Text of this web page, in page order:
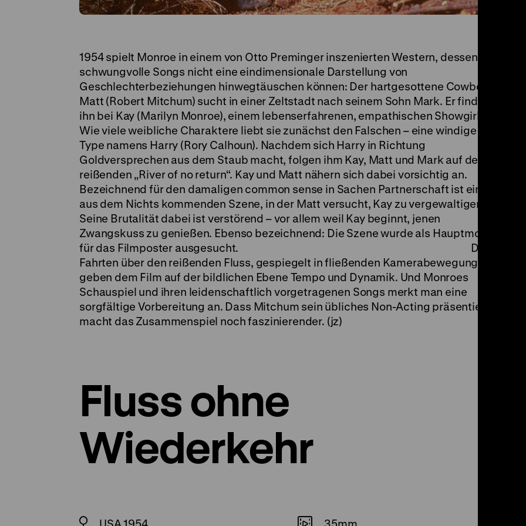
1954 spielt Monroe in einem von Otto Preminger inszenierten Western, dessen
schwungvolle Songs nicht eine eindimensionale Darstellung von
Geschlechterbeziehungen hinwegtäuschen können: Der hartgesottene Cowboy
Matt (Robert Mitchum) sucht in einer Zeltstadt nach seinem Sohn Mark. Er findet
ihn bei Kay (Marilyn Monroe), einem lebenserfahrenen, empathischen Showgirl.
Wie viele weibliche Charaktere liebt sie zunächst den Falschen – eine windige
Type namens Harry (Rory Calhoun). Nachdem sich Harry in Richtung
Goldversprechen aus dem Staub macht, folgen ihm Kay, Matt und Mark auf dem
reißenden „River of no return“. Kay und Matt nähern sich dabei vorsichtig an.
Bezeichnend für den damaligen common sense in Sachen Partnerschaft ist eine
aus dem Nichts kommenden Szene, in der Matt versucht, Kay zu vergewaltigen.
Seine Brutalität dabei ist verstörend – vor allem weil Kay beginnt, jenen
Zwangskuss zu genießen. Ebenso bezeichnend: Die Szene wurde als Hauptmotiv
für das Filmposter ausgesucht. Die
Fahrten über den reißenden Fluss, gespiegelt in fließenden Kamerabewegungen,
geben dem Film auf der bildlichen Ebene Tempo und Dynamik. Und Monroes
Schauspiel und ihren leidenschaftlich vorgetragenen Songs merkt man eine
sorgfältige Vorbereitung an. Dass Mitchum sein übliches Non-Acting präsentiert,
macht das Zusammenspiel noch faszinierender. (jz)
Fluss ohne
Wiederkehr